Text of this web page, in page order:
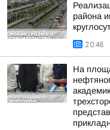
района
20:48
На